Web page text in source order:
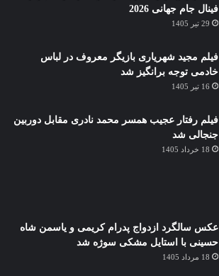
فینال جام جهانی 2026
29 تیر 1405
فیلم مجید شهریاری بازیگر معروف در لباس
خادمی توجه برانگیز شد
16 تیر 1405
فیلم رفتار عجیب همسر محمد نادری مقابل دوربین
جنجالی شد
18 خرداد 1405
عکس سالگرد ازدواج پدرام کریمی و یاسمن شاه‌
حسینی با استایل مشکی سوژه شد
18 مرداد 1405